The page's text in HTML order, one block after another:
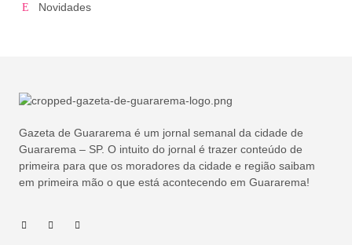
Novidades
Gazeta de Guararema é um jornal semanal da cidade de
Guararema – SP. O intuito do jornal é trazer conteúdo de
primeira para que os moradores da cidade e região saibam
em primeira mão o que está acontecendo em Guararema!